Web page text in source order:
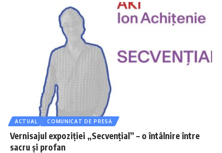
ACTUAL COMUNICAT DE PRESĂ
Vernisajul expoziției „Secvențial” – o întâlnire între
sacru și profan